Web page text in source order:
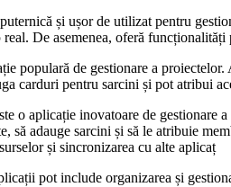
și ușor de utilizat pentru
De asemenea, oferă
populară de gestionare a
carduri pentru sarcini și pot atribui
o aplicație inovatoare de gestionare
să adauge sarcini și să le atribuie
și sincronizarea cu alte aplicaț
pot include organizarea și